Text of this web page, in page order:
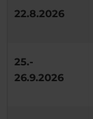
22.8.2026
25.-
26.9.2026